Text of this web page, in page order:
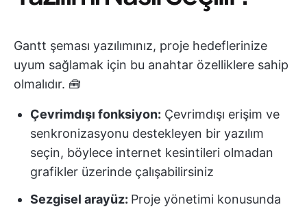
Gantt şeması yazılımınız, proje hedeflerinize
uyum sağlamak için bu anahtar özelliklere sahip
olmalıdır. 🧰
Çevrimdışı fonksiyon: Çevrimdışı erişim ve
senkronizasyonu destekleyen bir yazılım
seçin, böylece internet kesintileri olmadan
grafikler üzerinde çalışabilirsiniz
Sezgisel arayüz: Proje yönetimi konusunda